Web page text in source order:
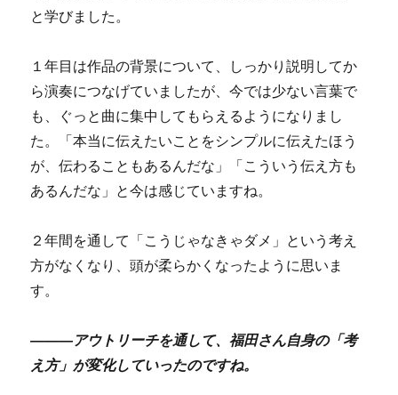
と学びました。
１年目は作品の背景について、しっかり説明してか
ら演奏につなげていましたが、今では少ない言葉で
も、ぐっと曲に集中してもらえるようになりまし
た。「本当に伝えたいことをシンプルに伝えたほう
が、伝わることもあるんだな」「こういう伝え方も
あるんだな」と今は感じていますね。
２年間を通して「こうじゃなきゃダメ」という考え
方がなくなり、頭が柔らかくなったように思いま
す。
―――アウトリーチを通して、福田さん自身の「考
え方」が変化していったのですね。